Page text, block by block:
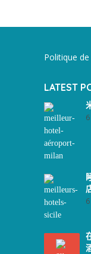
Politique
LATEST